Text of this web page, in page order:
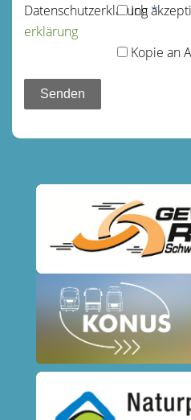
Datenschutz­erklärung*
Ich
erklärung
Kopie an